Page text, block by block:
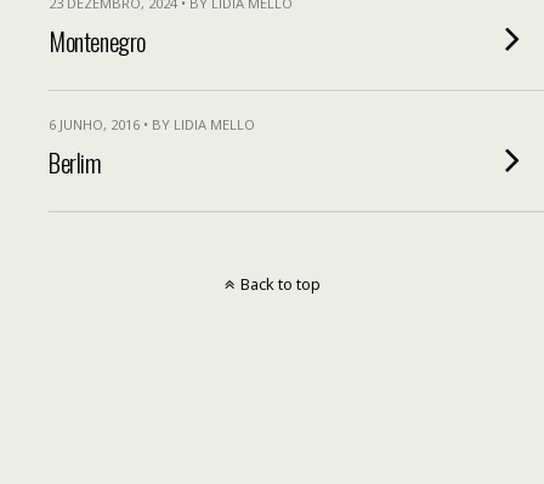
Montenegro
6 JUNHO, 2016 • BY LIDIA MELLO
Berlim
Back to top